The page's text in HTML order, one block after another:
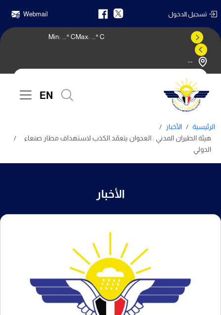
تسجيل الدخول Webmail
--
Max: ° C
Min: ° C
EN
الرئيسية
الأخبار
هيئة الطيران المدني : العدوان يتعمّد الكذب لاستهداف مطار صنعاء
الدولي
الأخبار